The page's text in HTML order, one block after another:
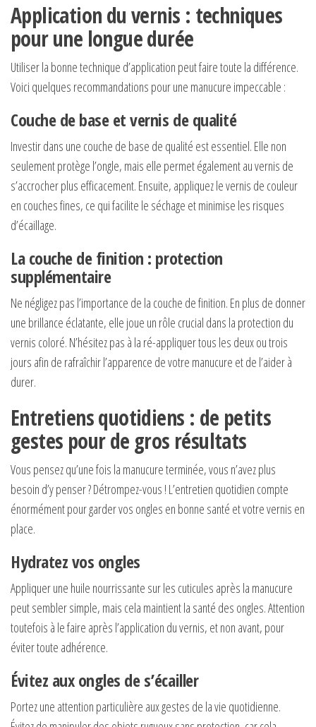
Application du vernis : techniques
pour une longue durée
Utiliser la bonne technique d’application peut faire toute la différence.
Voici quelques recommandations pour une manucure impeccable :
Couche de base et vernis de qualité
Investir dans une couche de base de qualité est essentiel. Elle non
seulement protège l’ongle, mais elle permet également au vernis de
s’accrocher plus efficacement. Ensuite, appliquez le vernis de couleur
en couches fines, ce qui facilite le séchage et minimise les risques
d’écaillage.
La couche de finition : protection
supplémentaire
Ne négligez pas l’importance de la couche de finition. En plus de donner
une brillance éclatante, elle joue un rôle crucial dans la protection du
vernis coloré. N’hésitez pas à la ré-appliquer tous les deux ou trois
jours afin de rafraîchir l’apparence de votre manucure et de l’aider à
durer.
Entretiens quotidiens : de petits
gestes pour de gros résultats
Vous pensez qu’une fois la manucure terminée, vous n’avez plus
besoin d’y penser ? Détrompez-vous ! L’entretien quotidien compte
énormément pour garder vos ongles en bonne santé et votre vernis en
place.
Hydratez vos ongles
Appliquer une huile nourrissante sur les cuticules après la manucure
peut sembler simple, mais cela maintient la santé des ongles. Attention
toutefois à le faire après l’application du vernis, et non avant, pour
éviter toute adhérence.
Évitez aux ongles de s’écailler
Portez une attention particulière aux gestes de la vie quotidienne.